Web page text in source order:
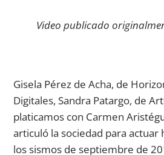
Video publicado
Gisela Pérez de Acha, de
Digitales, Sandra Patargo, de
platicamos con Carmen
articuló la sociedad para actuar
los sismos de septiembre de